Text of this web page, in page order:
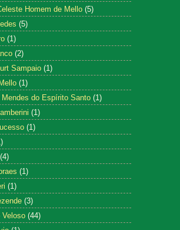
Homem de Mello (5)
(5)
(1)
(2)
Sampaio (1)
(1)
Mendes do Espírito Santo (1)
(1)
(1)
(4)
(1)
(1)
(3)
Veloso (44)